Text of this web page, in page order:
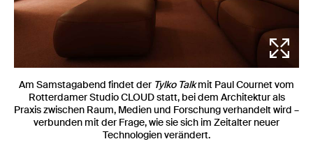
Am Samstagabend findet der Tylko Talkmit Paul Cournet vom
Rotterdamer Studio CLOUD statt, bei dem Architektur als
Praxis zwischen Raum, Medien und Forschung verhandelt wird –
verbunden mit der Frage, wie sie sich im Zeitalter neuer
Technologien verändert.